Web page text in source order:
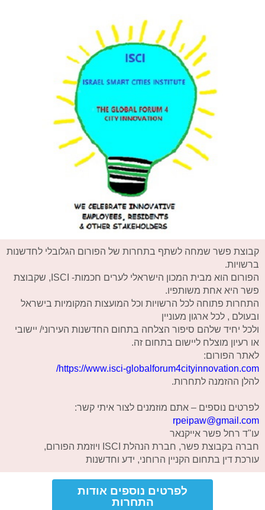
​קבוצת פשר שמחה לשתף בתחרות של הפורום הגלובלי לחדשנות
ברשויות.
הפורום הוא מבית המכון הישראלי לערים חכמות- ISCI, שקבוצת
פשר היא אחת משותפיו.
התחרות פתוחה לכל הרשויות וכל המועצות המקומיות בישראל
ובעולם , לכל ארגון מעוניין
ולכל יחיד שלהם סיפור הצלחה בתחום החדשנות העירוני/ יישובי
או רעיון מוצלח ליישום בתחום זה.
לאתר הפורום:
https://www.isci-globalforum4cityinnovation.com/
להלן ההזמנה לתחרות.
לפרטים נוספים – אתם מוזמנים לצור איתי קשר:
rpeipaw@gmail.com
עו"ד רחל פשר אייקנאר
חברה בקבוצת פשר, חברת הנהלת ISCI ויוזמת הפורום,
עורכת דין בתחום הקניין הרוחני, ידע וחדשנות
לפרטים נוספים אודות
התחרות